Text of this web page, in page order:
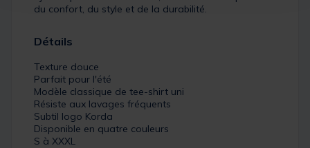
du confort, du style et de la durabilité.
Détails
Texture douce
Parfait pour l'été
Modèle classique de tee-shirt uni
Résiste aux lavages fréquents
Subtil logo Korda
Disponible en quatre couleurs
S à XXXL